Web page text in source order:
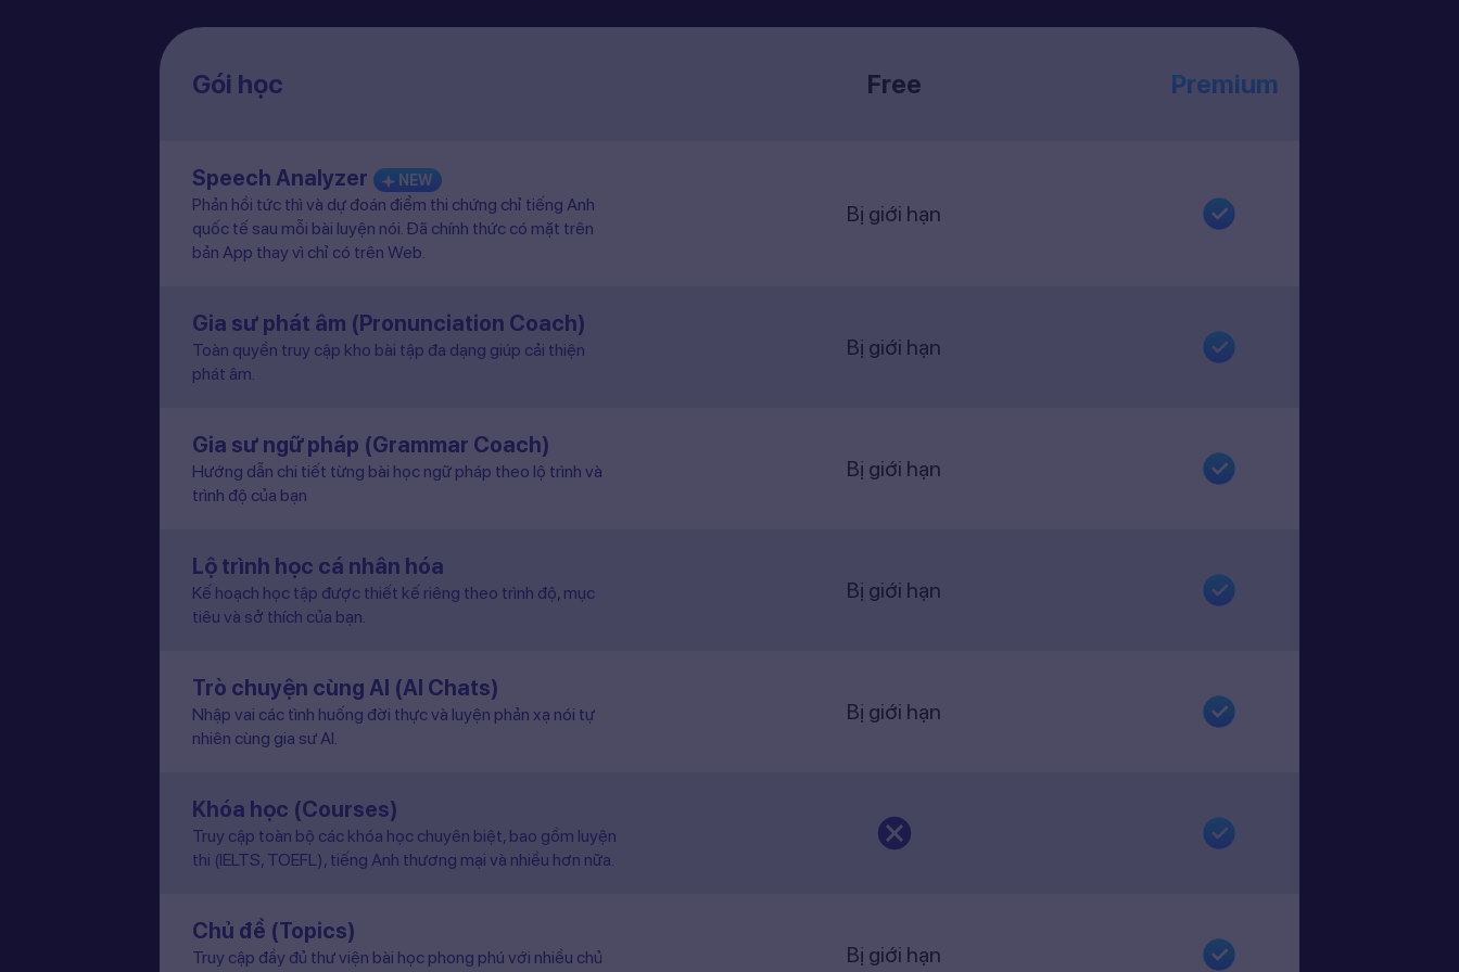
Gói học Free Premium
Speech Analyzer NEW
Phản hồi tức thì và dự đoán điểm thi chứng chỉ tiếng Anh
quốc tế sau mỗi bài luyện nói. Đã chính thức có mặt trên
bản App thay vì chỉ có trên Web.
Bị giới hạn
Gia sư phát âm (Pronunciation Coach)
Toàn quyền truy cập kho bài tập đa dạng giúp cải thiện
phát âm.
Bị giới hạn
Gia sư ngữ pháp (Grammar Coach)
Hướng dẫn chi tiết từng bài học ngữ pháp theo lộ trình và
trình độ của bạn
Bị giới hạn
Lộ trình học cá nhân hóa
Kế hoạch học tập được thiết kế riêng theo trình độ, mục
tiêu và sở thích của bạn.
Bị giới hạn
Trò chuyện cùng AI (AI Chats)
Nhập vai các tình huống đời thực và luyện phản xạ nói tự
nhiên cùng gia sư AI.
Bị giới hạn
Khóa học (Courses)
Truy cập toàn bộ các khóa học chuyên biệt, bao gồm luyện
thi (IELTS, TOEFL), tiếng Anh thương mại và nhiều hơn nữa.
Chủ đề (Topics)
Truy cập đầy đủ thư viện bài học phong phú với nhiều chủ
Bị giới hạn